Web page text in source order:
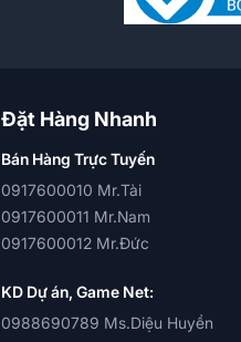
Đặt Hàng Nhanh
Bán Hàng Trực Tuyến
0917600010 Mr.Tài
0917600011 Mr.Nam
0917600012 Mr.Đức
KD Dự án, Game Net:
0988690789 Ms.Diệu Huyền